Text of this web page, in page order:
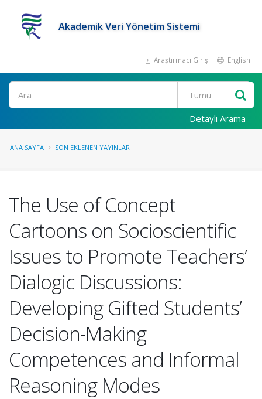
Akademik Veri Yönetim Sistemi
Araştırmacı Girişi English
Ara
Detaylı Arama
ANA SAYFA SON EKLENEN YAYINLAR
The Use of Concept
Cartoons on Socioscientific
Issues to Promote Teachers’
Dialogic Discussions:
Developing Gifted Students’
Decision-Making
Competences and Informal
Reasoning Modes